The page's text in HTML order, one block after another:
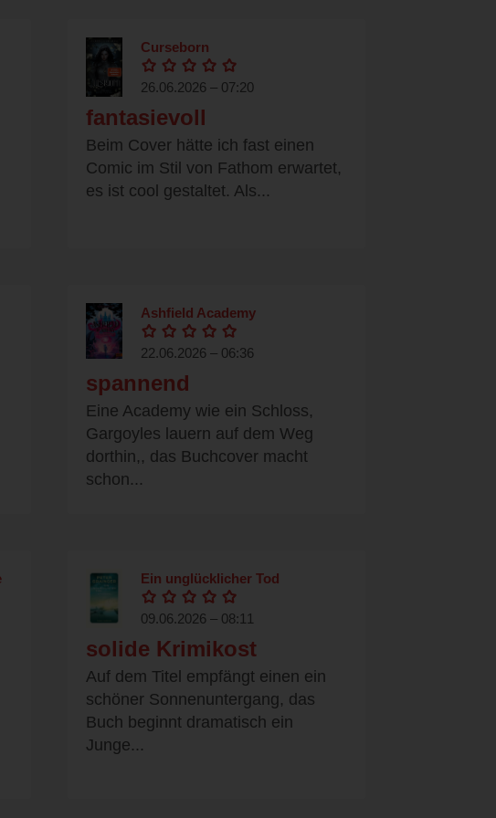
Curseborn
26.06.2026 – 07:20
fantasievoll
Beim Cover hätte ich fast einen
Comic im Stil von Fathom erwartet,
es ist cool gestaltet. Als...
Ashfield Academy
22.06.2026 – 06:36
spannend
Eine Academy wie ein Schloss,
Gargoyles lauern auf dem Weg
dorthin,, das Buchcover macht
schon...
Ein unglücklicher Tod
09.06.2026 – 08:11
solide Krimikost
Auf dem Titel empfängt einen ein
schöner Sonnenuntergang, das
Buch beginnt dramatisch ein
Junge...